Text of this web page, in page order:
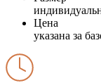
Цена
указана за